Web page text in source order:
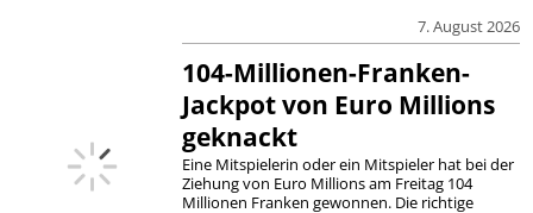
7. August 2026
104-Millionen-Franken-
Jackpot von Euro Millions
geknackt
Eine Mitspielerin oder ein Mitspieler hat bei der
Ziehung von Euro Millions am Freitag 104
Millionen Franken gewonnen. Die richtige